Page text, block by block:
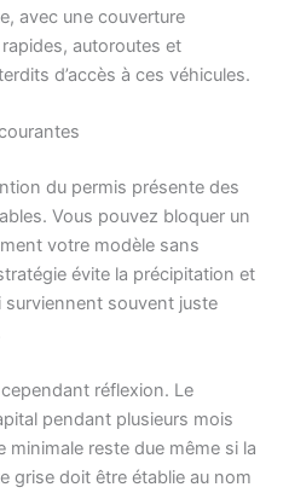
avec une couverture
autoroutes et
d’accès à ces véhicules.
du permis présente des
Vous pouvez bloquer un
votre modèle sans
évite la précipitation et
surviennent souvent juste
réflexion. Le
pendant plusieurs mois
minimale reste due même si la
grise doit être établie au nom